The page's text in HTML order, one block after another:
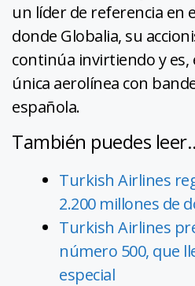
un líder de referencia en
donde Globalia, su
continúa invirtiendo y es,
única aerolínea con
española.
También puedes
Turkish Airlines
2.200 millones de
Turkish Airlines
número 500, que
especial